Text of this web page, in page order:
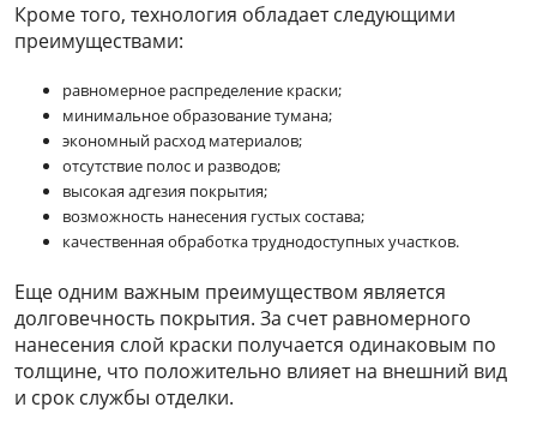
Кроме того, технология обладает следующими
преимуществами:
равномерное распределение краски;
минимальное образование тумана;
экономный расход материалов;
отсутствие полос и разводов;
высокая адгезия покрытия;
возможность нанесения густых состава;
качественная обработка труднодоступных участков.
Еще одним важным преимуществом является
долговечность покрытия. За счет равномерного
нанесения слой краски получается одинаковым по
толщине, что положительно влияет на внешний вид
и срок службы отделки.